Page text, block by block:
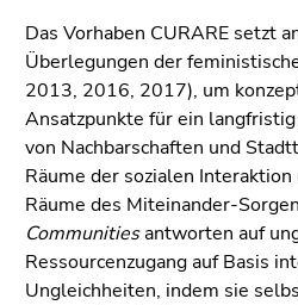
(Zugriffstaste
8)
Zur
Suche
(Zugriffstaste
9)
Das Vorhaben CURARE setzt
Überlegungen der
2013, 2016, 2017), um
Ansatzpunkte für ein
von Nachbarschaften und
Räume der sozialen
Räume des Miteinander-
Communitiesantworten auf
Ressourcenzugang auf Basis
Ungleichheiten, indem sie